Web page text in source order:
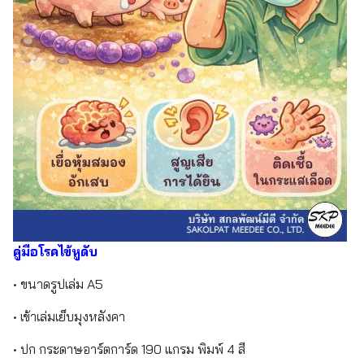
คู่มือโรคไข้หูดับ
• ขนาดรูปเล่ม A5
• เข้าเล่มเย็บมุงหลังคา
• ปก กระดาษอาร์ตการ์ด 190 แกรม พิมพ์ 4 สี